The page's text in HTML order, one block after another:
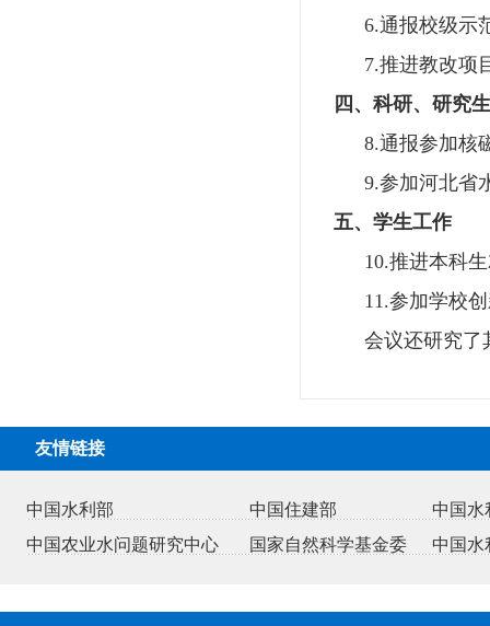
6.通报校级示
7.推进教改项
四、科研、研究
8.通报参加核
9.参加河北省
五、学生工作
10.推进本科
11.参加学校
会议还研究了
友情链接
中国水利部 中国住建部
中国水
中国农业水问题研究中心
国家自然科学基金委 中国水